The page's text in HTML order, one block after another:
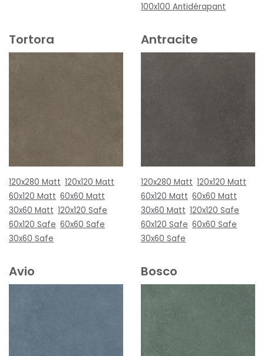
100x100 Antidérapant
Tortora
120x280 Matt 120x120 Matt
60x120 Matt 60x60 Matt
30x60 Matt 120x120 Safe
60x120 Safe 60x60 Safe
30x60 Safe
Antracite
120x280 Matt 120x120 Matt
60x120 Matt 60x60 Matt
30x60 Matt 120x120 Safe
60x120 Safe 60x60 Safe
30x60 Safe
Avio Bosco